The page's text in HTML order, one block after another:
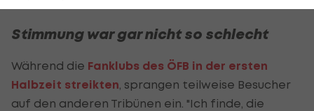
Stimmung war gar nicht so schlecht
Während die Fanklubs des ÖFB in der ersten
Halbzeit streikten , sprangen teilweise Besucher
auf den anderen Tribünen ein. "Ich finde, die